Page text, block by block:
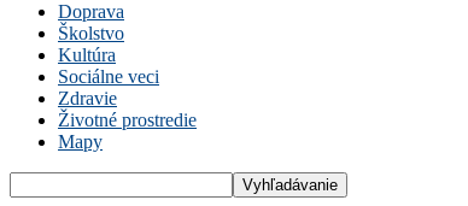
Doprava
Školstvo
Kultúra
Sociálne veci
Zdravie
Životné prostredie
Mapy